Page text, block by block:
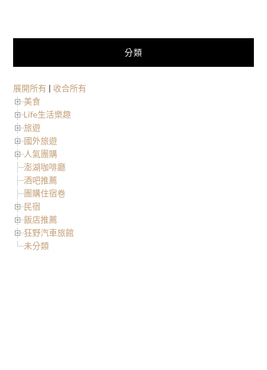
分類
展開所有 | 收合所有
美食
Life生活樂趣
旅遊
國外旅遊
人氣團購
澎湖咖啡廳
酒吧推薦
團購住宿卷
民宿
飯店推薦
狂野汽車旅館
未分類